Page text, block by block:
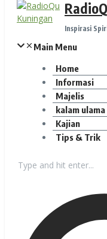
Inspirasi
Main Menu
Home
Informasi
Majelis
kalam ulama
Kajian
Tips & Trik
untuk: